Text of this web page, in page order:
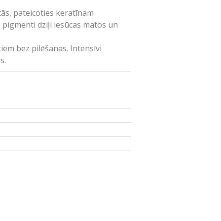
pateicoties keratīnam
dziļi iesūcas matos un
bez pilēšanas. Intensīvi